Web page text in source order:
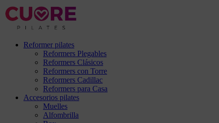
Reformer pilates
Reformers Plegables
Reformers Clásicos
Reformers con Torre
Reformers Cadillac
Reformers para Casa
Accesorios pilates
Muelles
Alfombrilla